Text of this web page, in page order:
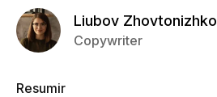
Liubov Zhovtonizhko
Copywriter
Resumir